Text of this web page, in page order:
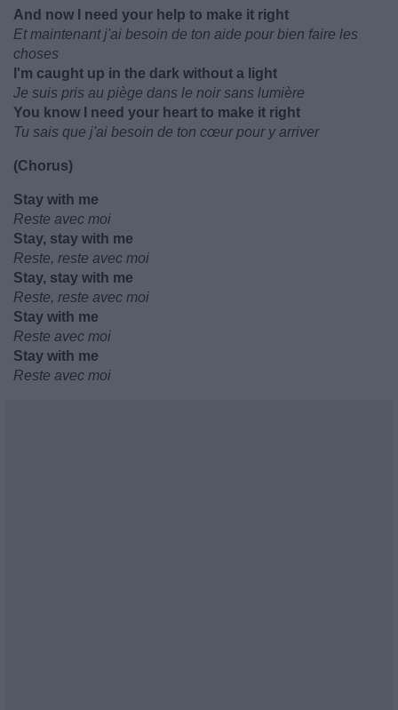
And now I need your help to make it right
Et maintenant j'ai besoin de ton aide pour bien faire les
choses
I'm caught up in the dark without a light
Je suis pris au piège dans le noir sans lumière
You know I need your heart to make it right
Tu sais que j'ai besoin de ton cœur pour y arriver
(Chorus)
Stay with me
Reste avec moi
Stay, stay with me
Reste, reste avec moi
Stay, stay with me
Reste, reste avec moi
Stay with me
Reste avec moi
Stay with me
Reste avec moi